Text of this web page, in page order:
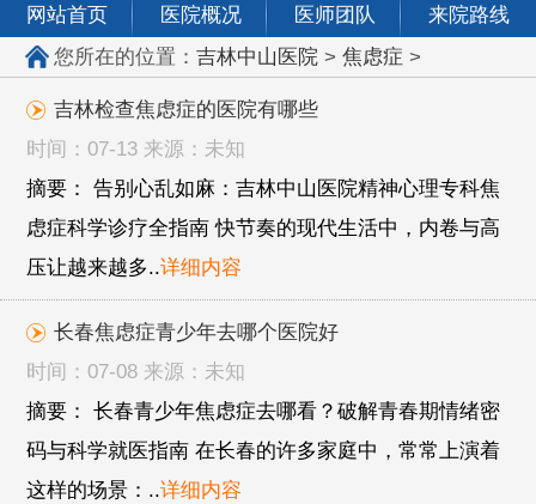
网站首页 医院概况 医师团队
来院路线
您所在的位置： 吉林中山医院> 焦虑症 >
吉林检查焦虑症的医院有哪些
时间：07-13 来源：未知
摘要： 告别心乱如麻：吉林中山医院精神心理专科焦
虑症科学诊疗全指南 快节奏的现代生活中，内卷与高
压让越来越多..详细内容
长春焦虑症青少年去哪个医院好
时间：07-08 来源：未知
摘要： 长春青少年焦虑症去哪看？破解青春期情绪密
码与科学就医指南 在长春的许多家庭中，常常上演着
这样的场景：..详细内容